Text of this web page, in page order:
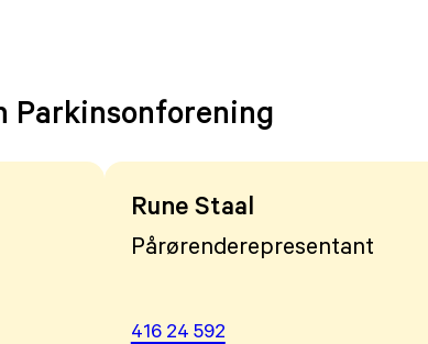
Parkinsonforening
Rune Staal
Pårørenderepresentant
416 24 592